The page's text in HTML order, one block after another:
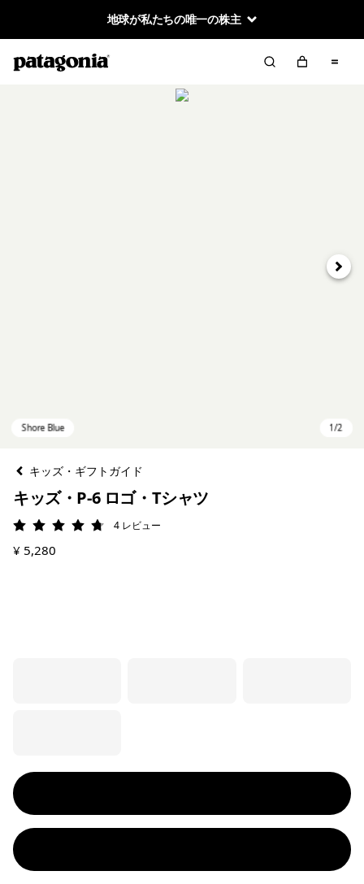
地球が私たちの唯一の株主
次へ
キッズ・ギフトガイド
キッズ・P-6 ロゴ・Tシャツ
評価: 4.8 / 5
4 レビュー
¥ 5,280